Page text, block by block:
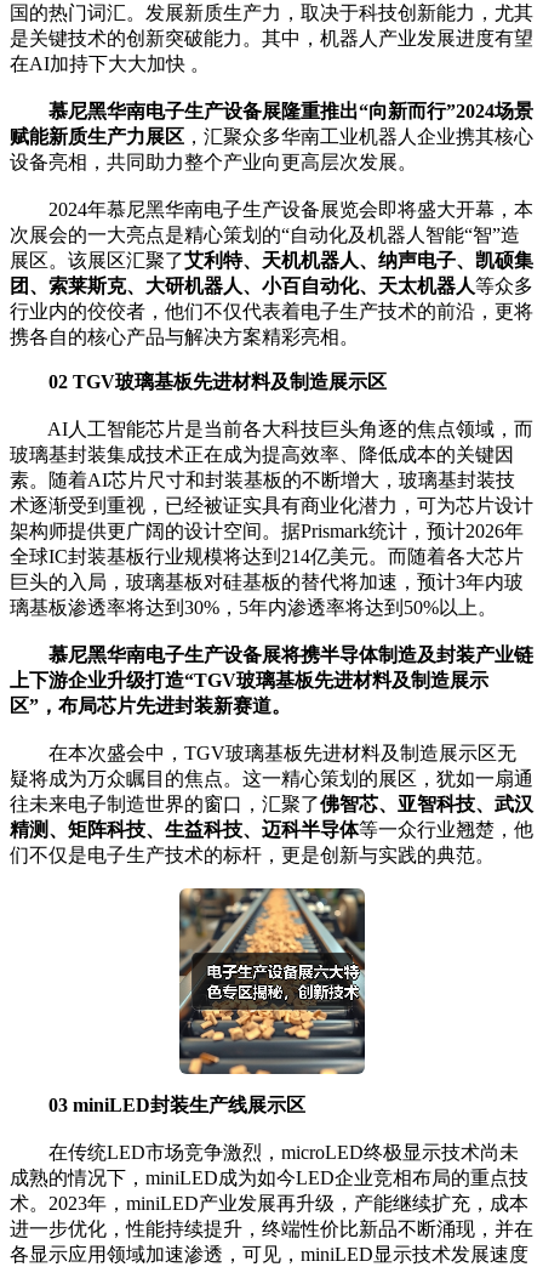
国的热门词汇。发展新质生产力，取决于科技创新能力，尤其
是关键技术的创新突破能力。其中，机器人产业发展进度有望
在AI加持下大大加快 。
慕尼黑华南电子生产设备展隆重推出“向新而行”2024场景
赋能新质生产力展区 ，汇聚众多华南工业机器人企业携其核心
设备亮相，共同助力整个产业向更高层次发展。
2024年慕尼黑华南电子生产设备展览会即将盛大开幕，本
次展会的一大亮点是精心策划的“自动化及机器人智能“智”造
展区。该展区汇聚了艾利特、天机机器人、纳声电子、凯硕集
团、索莱斯克、大研机器人、小百自动化、天太机器人等众多
行业内的佼佼者，他们不仅代表着电子生产技术的前沿，更将
携各自的核心产品与解决方案精彩亮相。
02 TGV玻璃基板先进材料及制造展示区
AI人工智能芯片是当前各大科技巨头角逐的焦点领域，而
玻璃基封装集成技术正在成为提高效率、降低成本的关键因
素。随着AI芯片尺寸和封装基板的不断增大，玻璃基封装技
术逐渐受到重视，已经被证实具有商业化潜力，可为芯片设计
架构师提供更广阔的设计空间。据Prismark统计，预计2026年
全球IC封装基板行业规模将达到214亿美元。而随着各大芯片
巨头的入局，玻璃基板对硅基板的替代将加速，预计3年内玻
璃基板渗透率将达到30%，5年内渗透率将达到50%以上。
慕尼黑华南电子生产设备展将携半导体制造及封装产业链
上下游企业升级打造“TGV玻璃基板先进材料及制造展示
区”，布局芯片先进封装新赛道。
在本次盛会中，TGV玻璃基板先进材料及制造展示区无
疑将成为万众瞩目的焦点。这一精心策划的展区，犹如一扇通
往未来电子制造世界的窗口，汇聚了佛智芯、亚智科技、武汉
精测、矩阵科技、生益科技、迈科半导体等一众行业翘楚，他
们不仅是电子生产技术的标杆，更是创新与实践的典范。
03 miniLED封装生产线展示区
在传统LED市场竞争激烈，microLED终极显示技术尚未
成熟的情况下，miniLED成为如今LED企业竞相布局的重点技
术。2023年，miniLED产业发展再升级，产能继续扩充，成本
进一步优化，性能持续提升，终端性价比新品不断涌现，并在
各显示应用领域加速渗透，可见，miniLED显示技术发展速度